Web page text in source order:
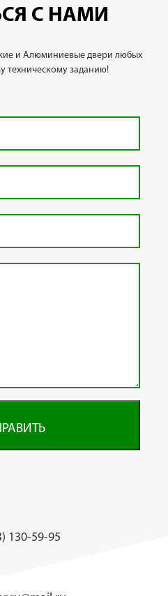
С НАМИ
и Алюминиевые двери любых
техническому заданию!
130-59-95